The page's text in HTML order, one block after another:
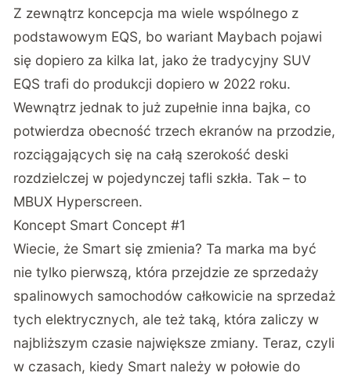
Z zewnątrz koncepcja ma wiele wspólnego z
podstawowym EQS, bo wariant Maybach pojawi
się dopiero za kilka lat, jako że tradycyjny SUV
EQS trafi do produkcji dopiero w 2022 roku.
Wewnątrz jednak to już zupełnie inna bajka, co
potwierdza obecność trzech ekranów na przodzie,
rozciągających się na całą szerokość deski
rozdzielczej w pojedynczej tafli szkła. Tak – to
MBUX Hyperscreen.
Koncept Smart Concept #1
Wiecie, że Smart się zmienia? Ta marka ma być
nie tylko pierwszą, która przejdzie ze sprzedaży
spalinowych samochodów całkowicie na sprzedaż
tych elektrycznych, ale też taką, która zaliczy w
najbliższym czasie największe zmiany. Teraz, czyli
w czasach, kiedy Smart należy w połowie do